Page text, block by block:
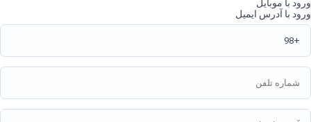
ورود با موبایل
ورود با آدرس ایمیل